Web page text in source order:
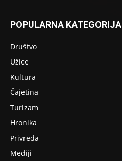
POPULARNA KATEGORIJA
Društvo
Užice
Kultura
Čajetina
Turizam
Hronika
Privreda
Mediji